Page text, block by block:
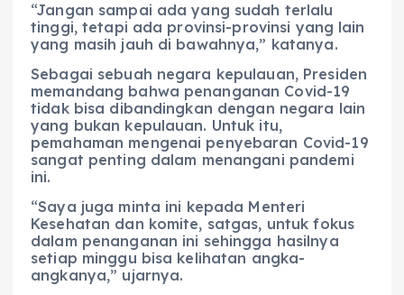
“Jangan sampai ada yang sudah terlalu
tinggi, tetapi ada provinsi-provinsi yang lain
yang masih jauh di bawahnya,” katanya.
Sebagai sebuah negara kepulauan, Presiden
memandang bahwa penanganan Covid-19
tidak bisa dibandingkan dengan negara lain
yang bukan kepulauan. Untuk itu,
pemahaman mengenai penyebaran Covid-19
sangat penting dalam menangani pandemi
ini.
“Saya juga minta ini kepada Menteri
Kesehatan dan komite, satgas, untuk fokus
dalam penanganan ini sehingga hasilnya
setiap minggu bisa kelihatan angka-
angkanya,” ujarnya.